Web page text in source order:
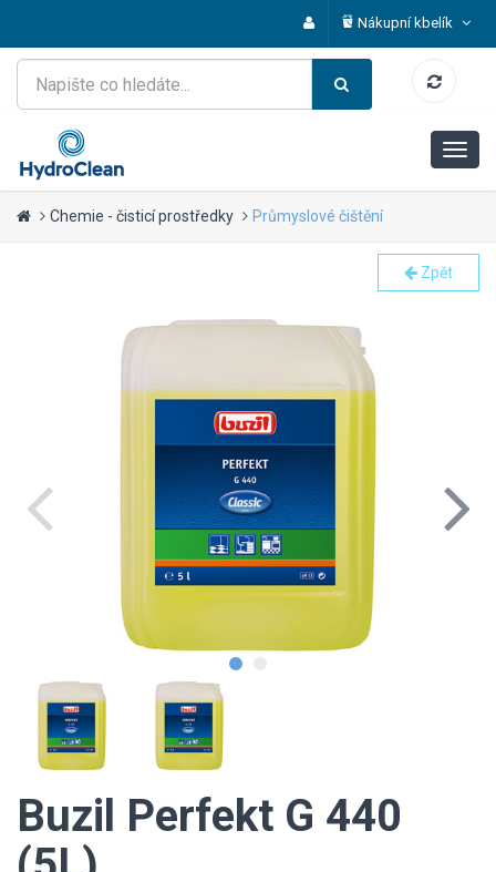
Nákupní kbelík
Chemie - čisticí prostředky Průmyslové čištění
Zpět
Buzil Perfekt G 440